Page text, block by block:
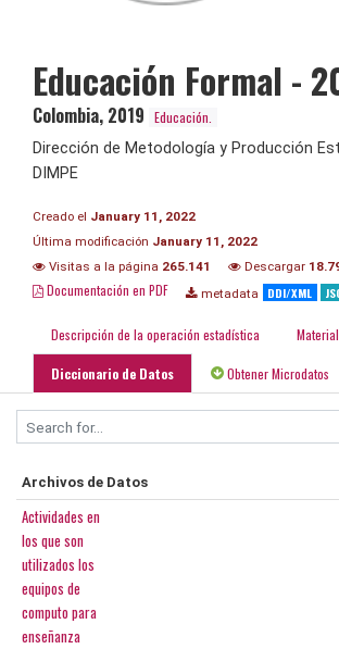
Educación Formal -
Colombia, 2019 Educación.
Dirección de Metodología y Producción
DIMPE
Creado el January 11, 2022
Última modificación January 11, 2022
Visitas a la página 265.141 Descargar
Documentación en PDF metadata DDI/XML
Descripción de la operación estadística
Diccionario de Datos Obtener Microdatos
Archivos de Datos
Actividades en
los que son
utilizados los
equipos de
computo para
enseñanza